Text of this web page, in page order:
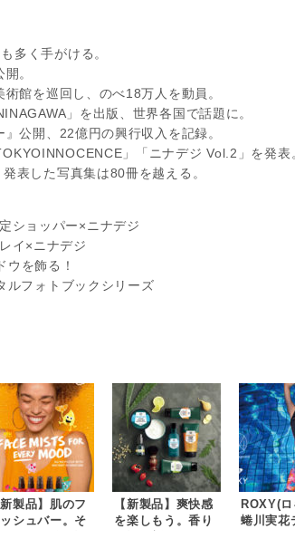
多く手がける。
。
を巡回し、のべ18万人を動員。
」を出版、世界各国で話題に。
開、22億円の興行収入を記録。
」「ニナデジ Vol.2」を発表
表した写真集は80冊を越える。
ショッパー×ニナデジ
イ×ニナデジ
を飾る！
ルフォトブックシリーズ
新製品】肌のフ
シュバー。そ
【新製品】爽快感
を楽しもう。香り
ROXY(
蜷川実花